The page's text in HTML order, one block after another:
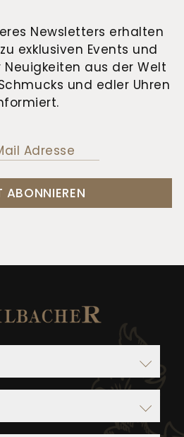
Newsletters erhalten
exklusiven Events und
aus der Welt
und edler Uhren
ABONNIEREN